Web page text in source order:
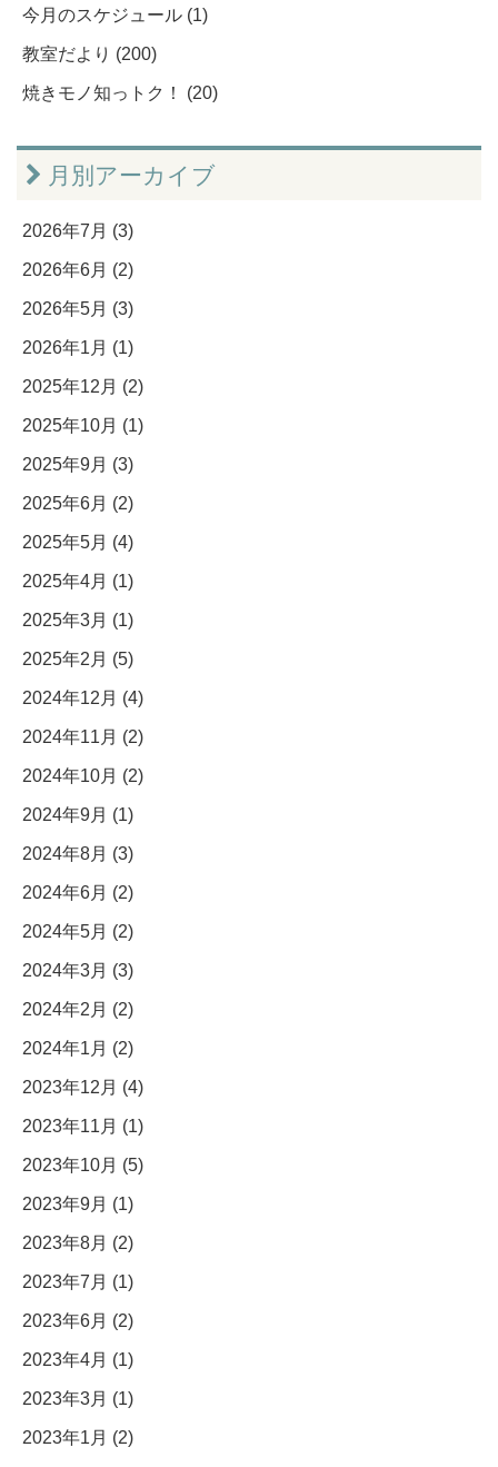
今月のスケジュール (1)
教室だより (200)
焼きモノ知っトク！ (20)
月別アーカイブ
2026年7月 (3)
2026年6月 (2)
2026年5月 (3)
2026年1月 (1)
2025年12月 (2)
2025年10月 (1)
2025年9月 (3)
2025年6月 (2)
2025年5月 (4)
2025年4月 (1)
2025年3月 (1)
2025年2月 (5)
2024年12月 (4)
2024年11月 (2)
2024年10月 (2)
2024年9月 (1)
2024年8月 (3)
2024年6月 (2)
2024年5月 (2)
2024年3月 (3)
2024年2月 (2)
2024年1月 (2)
2023年12月 (4)
2023年11月 (1)
2023年10月 (5)
2023年9月 (1)
2023年8月 (2)
2023年7月 (1)
2023年6月 (2)
2023年4月 (1)
2023年3月 (1)
2023年1月 (2)